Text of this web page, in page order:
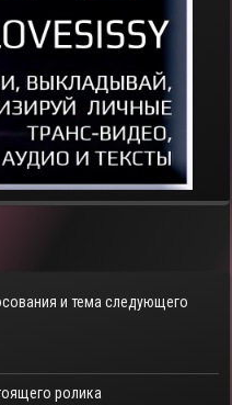
и тема следующего
ролика